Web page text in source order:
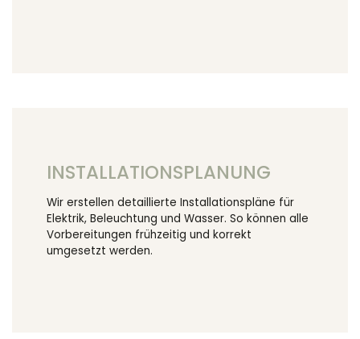
INSTALLATIONSPLANUNG
Wir erstellen detaillierte Installationspläne für
Elektrik, Beleuchtung und Wasser. So können alle
Vorbereitungen frühzeitig und korrekt
umgesetzt werden.